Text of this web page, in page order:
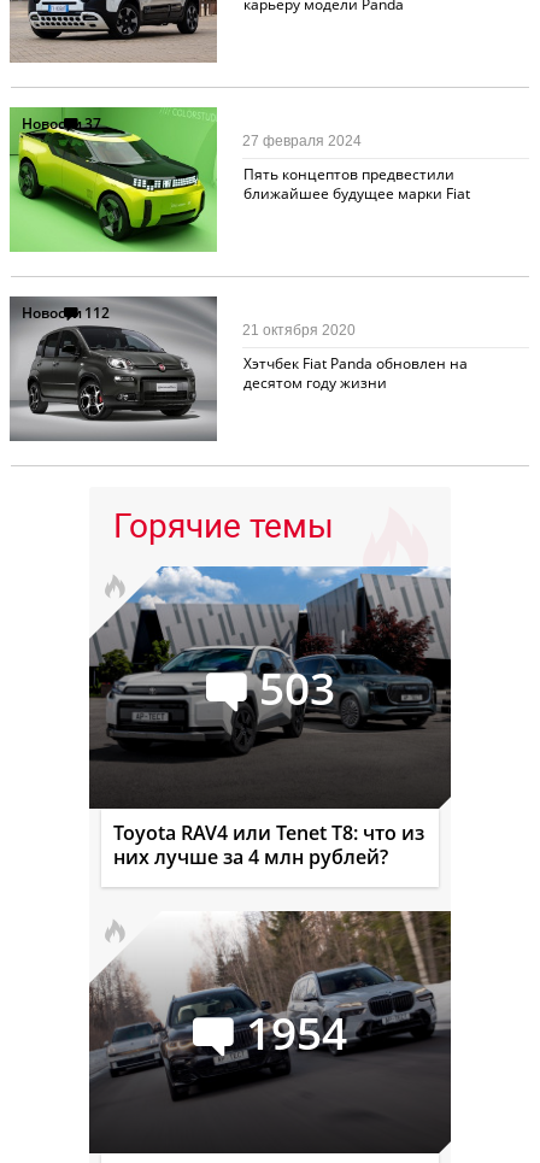
карьеру модели Panda
Новости37
Пять концептов предвестили
ближайшее будущее марки Fiat
27 февраля 2024
Новости112
Хэтчбек Fiat Panda обновлен на
десятом году жизни
21 октября 2020
Горячие темы
503
Toyota RAV4 или Tenet T8: что из
них лучше за 4 млн рублей?
1954